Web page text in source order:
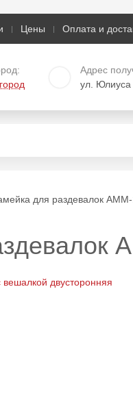
Цены Оплата и
Адрес
ул. Юлиуса
для раздевалок